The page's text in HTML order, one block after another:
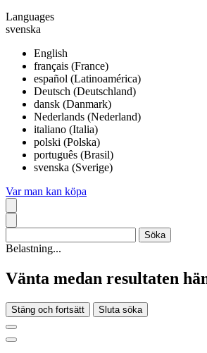
Languages
svenska
English
français (France)
español (Latinoamérica)
Deutsch (Deutschland)
dansk (Danmark)
Nederlands (Nederland)
italiano (Italia)
polski (Polska)
português (Brasil)
svenska (Sverige)
Var man kan köpa
Belastning...
Vänta medan resultaten
Stäng och fortsätt Sluta söka